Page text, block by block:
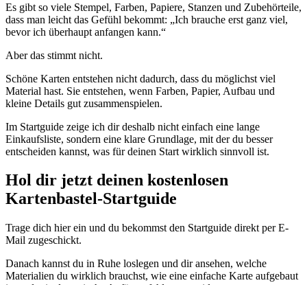
Es gibt so viele Stempel, Farben, Papiere, Stanzen und Zubehörteile,
dass man leicht das Gefühl bekommt: „Ich brauche erst ganz viel,
bevor ich überhaupt anfangen kann.“
Aber das stimmt nicht.
Schöne Karten entstehen nicht dadurch, dass du möglichst viel
Material hast. Sie entstehen, wenn Farben, Papier, Aufbau und
kleine Details gut zusammenspielen.
Im Startguide zeige ich dir deshalb nicht einfach eine lange
Einkaufsliste, sondern eine klare Grundlage, mit der du besser
entscheiden kannst, was für deinen Start wirklich sinnvoll ist.
Hol dir jetzt deinen kostenlosen
Kartenbastel-Startguide
Trage dich hier ein und du bekommst den Startguide direkt per E-
Mail zugeschickt.
Danach kannst du in Ruhe loslegen und dir ansehen, welche
Materialien du wirklich brauchst, wie eine einfache Karte aufgebaut